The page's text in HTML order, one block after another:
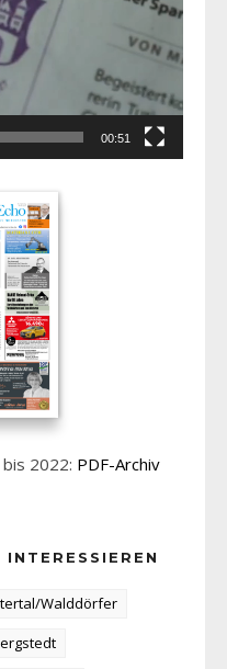
00:51
2022: PDF-Archiv
Walddörfer